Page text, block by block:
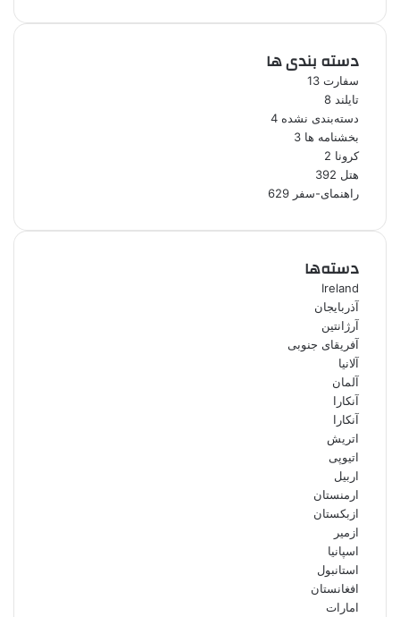
دسته بندی ها
سفارت 13
تایلند 8
دسته‌بندی نشده 4
بخشنامه ها 3
کرونا 2
هتل 392
راهنمای-سفر 629
دسته‌ها
Ireland
آذربایجان
آرژانتین
آفریقای جنوبی
آلانیا
آلمان
آنکارا
آنکارا
اتریش
اتیوپی
اربیل
ارمنستان
ازبکستان
ازمیر
اسپانیا
استانبول
افغانستان
امارات